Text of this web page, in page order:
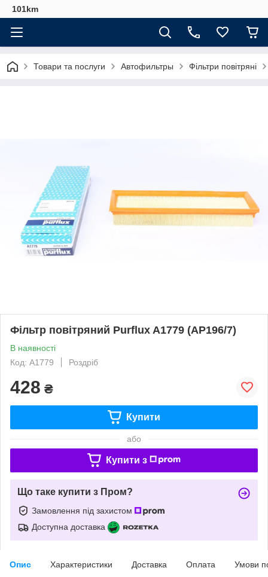
101km
Товари та послуги Автофильтры Фільтри повітряні
Фільтр повітряний Purflux A1779 (AP196/7)
В наявності
Код: A1779
Роздріб
428 ₴
Купити
або
Купити з
Що таке купити з Пром?
Замовлення під захистом
Доступна доставка
Опис Характеристики Доставка Оплата Умови